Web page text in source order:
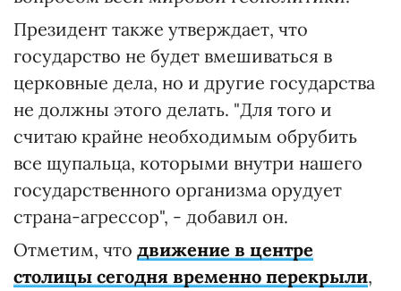
Президент также утверждает, что
государство не будет вмешиваться в
церковные дела, но и другие государства
не должны этого делать. "Для того и
считаю крайне необходимым обрубить
все щупальца, которыми внутри нашего
государственного организма орудует
страна-агрессор", - добавил он.
Отметим, что движение в центре
столицы сегодня временно перекрыли,